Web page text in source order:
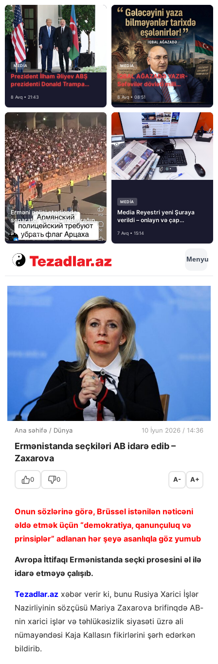
MEDİA
Prezident İlham Əliyev ABŞ
prezidenti Donald Trampa
8 Avq • 21:43
MEDİA
İQBAL AĞAZADƏ YAZIR-
Səfəvilər dövləti milli
dövlətdirmi?
8 Avq • 08:51
Erməni polisi stadionda
separatçı “Artsax”ın bayrağını
müsadirə etdi və…
8 Avq • 08:39
MEDİA
Media Reyestri yeni Şuraya
verildi – onlayn və çap
7 Avq • 15:14
Menyu
Ana səhifə / Dünya 10 İyun 2026 / 14:36
Ermənistanda seçkiləri AB idarə edib –
Zaxarova
0 0 A- A+
Onun sözlərinə görə, Brüssel istənilən nəticəni
əldə etmək üçün “demokratiya, qanunçuluq və
prinsiplər” adlanan hər şeyə asanlıqla göz yumub
Avropa İttifaqı Ermənistanda seçki prosesini əl ilə
idarə etməyə çalışıb.
Tezadlar.az xəbər verir ki, bunu Rusiya Xarici İşlər
Nazirliyinin sözçüsü Mariya Zaxarova brifinqdə AB-
nin xarici işlər və təhlükəsizlik siyasəti üzrə ali
nümayəndəsi Kaja Kallasın fikirlərini şərh edərkən
bildirib.